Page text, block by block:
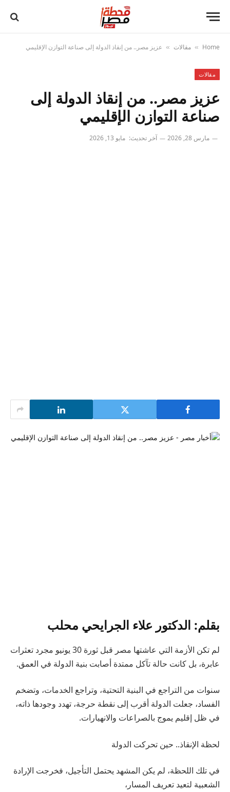
Home
» مقالات » عزيز مصر.. من إنقاذ الدولة إلى صناعة التوازن الإقليمي
مقالات
عزيز مصر.. من إنقاذ الدولة إلى
صناعة التوازن الإقليمي
مارس 28, 2026 آخر تحديث: مايو 13, 2026
بقلم: الدكتور علاء الجرايحي محلب
لم تكن الأزمة التي عاشتها مصر قبل ثورة 30 يونيو مجرد تعثرات
عابرة، بل كانت حالة تآكل ممتدة أصابت بنية الدولة في العمق.
سنوات من التراجع في البنية التحتية، وتراجع الخدمات، وتضخم
الفساد، جعلت الدولة أقرب إلى نقطة حرجة، تهدد وجودها ذاته،
في ظل إقليم يموج بالصراعات والانهيارات.
لحظة الإنقاذ.. حين تحركت الدولة
في تلك اللحظة، لم يكن المشهد يحتمل التأجيل، فخرجت الإرادة
الشعبية لتعيد تعريف المسار،